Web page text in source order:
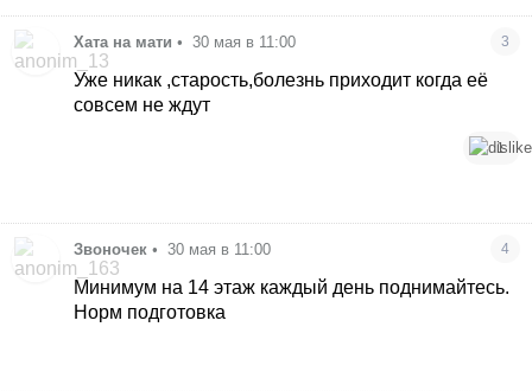
Хата на мати • 30 мая в 11:00 3
Уже никак ,старость,болезнь приходит когда её
совсем не ждут
1
Звоночек • 30 мая в 11:00 4
Минимум на 14 этаж каждый день поднимайтесь.
Норм подготовка